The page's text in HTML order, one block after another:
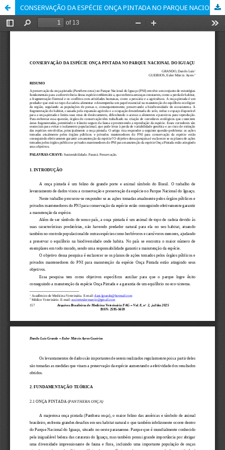
CONSERVAÇÃO DA ESPÉCIE ONÇA PINTADA NO PARQUE NACIONAL DO IGUAÇU